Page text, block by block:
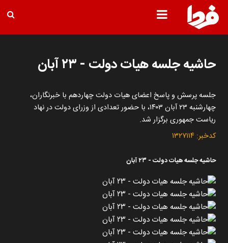
حاشیه جلسه هیات دولت - ۲۳ آبان
جلسه پرسش و پاسخ اعضای هیات دولت چهاردهم با خبرنگاران،
چهارشنبه ۲۳ آبان ۱۴۰۳، با حضور تعدادی از وزرای دولت در نهاد
ریاست جمهوری برگزار شد.
کدخبر: ۱۳۲۷۱۱۴
حاشیه جلسه هیات دولت - ۲۳ آبان